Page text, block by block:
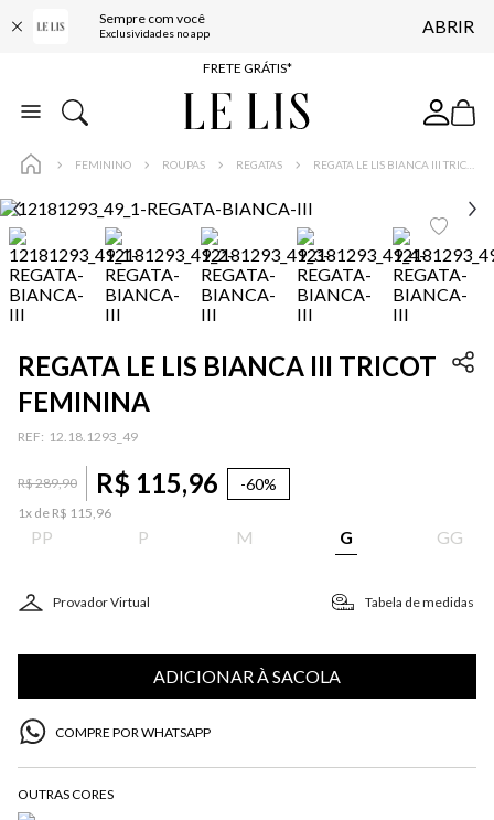
Sempre com você
Exclusividades no app ABRIR
ENTREGA EXPRESSA*
BAIXE O APP
10% OFF NA PRIMEIRA COMPRA*
COMPRE ONLINE E RETIRE EM LOJA*
ENTREGA EXPRESSA*
FRETE GRÁTIS*
BAIXE O APP
FEMININO ROUPAS REGATAS
REGATA LE LIS BIANCA III TRICOT
FEMININA
: 12.18.1293_49
R$289,90 R$ 115,96 -60%
1x de R$ 115,96
PP P M G GG
Provador Virtual Tabela de medidas
ADICIONAR À SACOLA
COMPRE POR WHATSAPP